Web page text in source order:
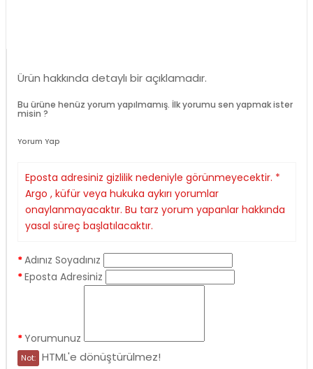
Ürün hakkında detaylı bir açıklamadır.
Bu ürüne henüz yorum yapılmamış. İlk yorumu sen yapmak ister
misin ?
Yorum Yap
Eposta adresiniz gizlilik nedeniyle görünmeyecektir. *
Argo , küfür veya hukuka aykırı yorumlar
onaylanmayacaktır. Bu tarz yorum yapanlar hakkında
yasal süreç başlatılacaktır.
Adınız Soyadınız
Eposta Adresiniz
Yorumunuz
Not: HTML'e dönüştürülmez!